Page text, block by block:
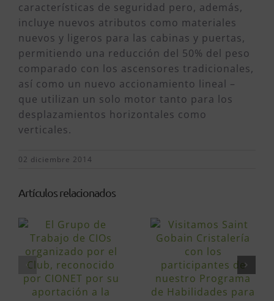
características de seguridad pero, además,
incluye nuevos atributos como materiales
nuevos y ligeros para las cabinas y puertas,
permitiendo una reducción del 50% del peso
comparado con los ascensores tradicionales,
así como un nuevo accionamiento lineal –
que utilizan un solo motor tanto para los
desplazamientos horizontales como
verticales.
02 diciembre 2014
Artículos relacionados